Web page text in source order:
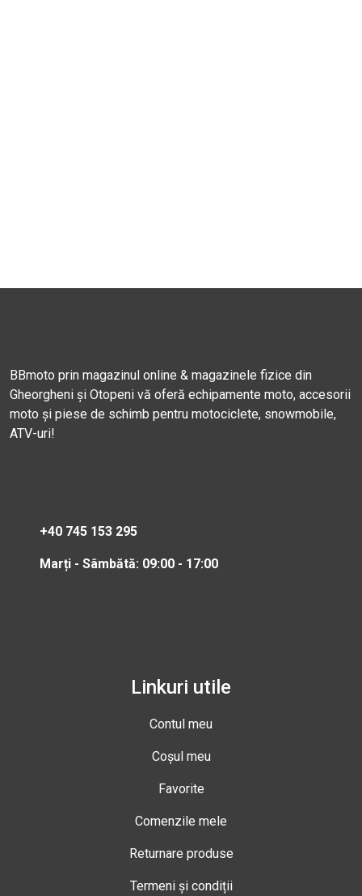
BBmoto prin magazinul online & magazinele fizice din
Gheorgheni și Otopeni vă oferă echipamente moto, accesorii
moto și piese de schimb pentru motociclete, snowmobile,
ATV-uri!
+40 745 153 295
Marți - Sâmbătă: 09:00 - 17:00
Linkuri utile
Contul meu
Coșul meu
Favorite
Comenzile mele
Returnare produse
Termeni și condiții